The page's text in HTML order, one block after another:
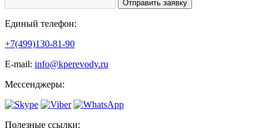
Единый телефон:
+7(499)130-81-90
Е-mail: info@kperevody.ru
Мессенджеры:
Полезные ссылки: